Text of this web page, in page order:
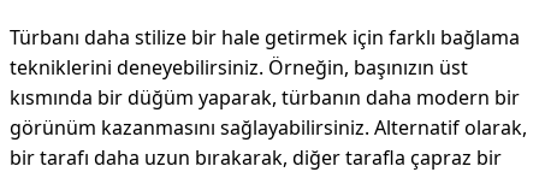
Türbanı daha stilize bir hale getirmek için farklı bağlama
tekniklerini deneyebilirsiniz. Örneğin, başınızın üst
kısmında bir düğüm yaparak, türbanın daha modern bir
görünüm kazanmasını sağlayabilirsiniz. Alternatif olarak,
bir tarafı daha uzun bırakarak, diğer tarafla çapraz bir